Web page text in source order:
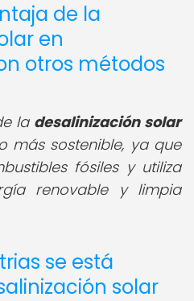
de la
en
otros métodos
la desalinización solar
más sostenible, ya que
fósiles y utiliza
renovable y limpia
se está
solar